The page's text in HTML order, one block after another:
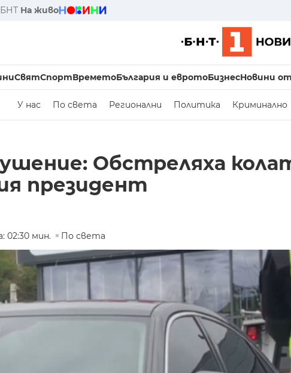
БНТ На живо
СвятСпортВреметоБългария и евротоБизнесНовини
У нас По света Регионални Политика Криминално
Обстреляха
президент
02:30 мин. По света